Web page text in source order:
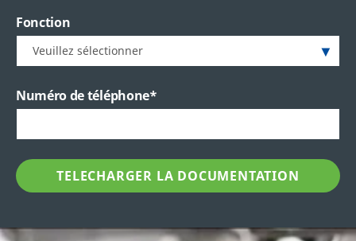
Fonction
Numéro de téléphone*